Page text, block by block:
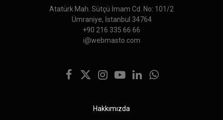
Atatürk Mah. Sütçü İmam Cd. No: 101/2
Ümraniye, İstanbul 34764
+90 216 335 66 66
i@webmasto.com
Facebook
X
Instagram
YouTubeLinkedInWhatsApp
Hakkımızda